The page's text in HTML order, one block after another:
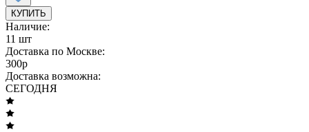
КУПИТЬ
Наличие:
11 шт
Доставка по Москве:
300p
Доставка возможна:
СЕГОДНЯ